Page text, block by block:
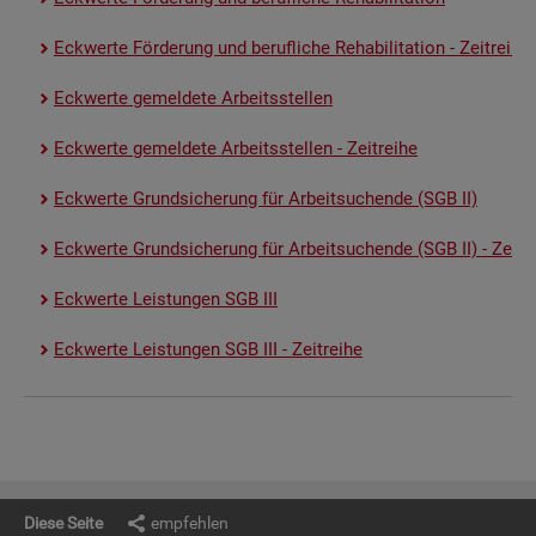
Eck­wer­te För­de­rung und be­ruf­li­che Re­ha­bi­li­ta­ti­on - Zeit­rei­he
Eck­wer­te ge­mel­de­te Ar­beits­stel­len
Eck­wer­te ge­mel­de­te Ar­beits­stel­len - Zeit­rei­he
Eck­wer­te Grund­si­che­rung für Ar­beit­su­chen­de (SGB II)
Eck­wer­te Grund­si­che­rung für Ar­beit­su­chen­de (SGB II) -
Eck­wer­te Leis­tun­gen SGB III
Eck­wer­te Leis­tun­gen SGB III - Zeit­rei­he
Diese Seite empfehlen